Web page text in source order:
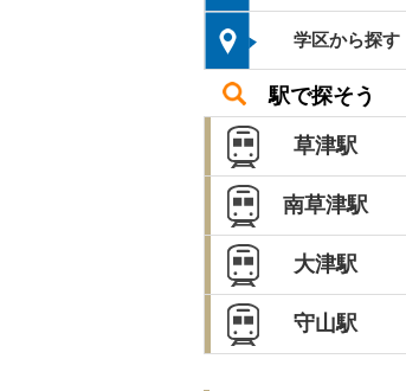
学区から探す
駅で探そう
草津駅
南草津駅
大津駅
守山駅